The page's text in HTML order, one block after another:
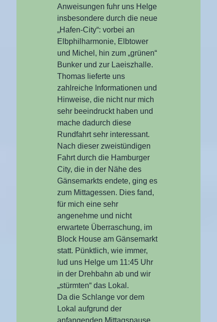
Anweisungen fuhr uns Helge
insbesondere durch die neue
„Hafen-City“: vorbei an
Elbphilharmonie, Elbtower
und Michel, hin zum „grünen“
Bunker und zur Laeiszhalle.
Thomas lieferte uns
zahlreiche Informationen und
Hinweise, die nicht nur mich
sehr beeindruckt haben und
mache dadurch diese
Rundfahrt sehr interessant.
Nach dieser zweistündigen
Fahrt durch die Hamburger
City, die in der Nähe des
Gänsemarkts endete, ging es
zum Mittagessen. Dies fand,
für mich eine sehr
angenehme und nicht
erwartete Überraschung, im
Block House am Gänsemarkt
statt. Pünktlich, wie immer,
lud uns Helge um 11:45 Uhr
in der Drehbahn ab und wir
„stürmten“ das Lokal.
Da die Schlange vor dem
Lokal aufgrund der